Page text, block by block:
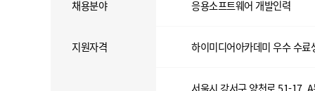
채용분야 응용소프트웨어 개발인력
지원자격 하이미디어아카데미 우수 수료